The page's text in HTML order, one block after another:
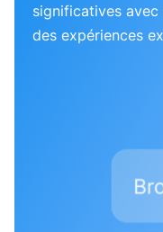
significatives
des expériences